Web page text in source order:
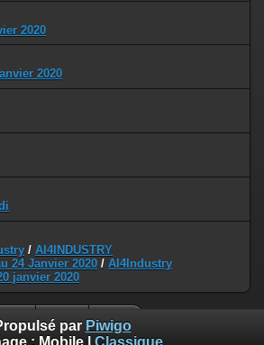
2020
2020
/ AI4INDUSTRY
24 Janvier 2020 / AI4Industry
janvier 2020
par Piwigo